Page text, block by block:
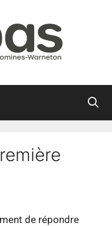
de répondre